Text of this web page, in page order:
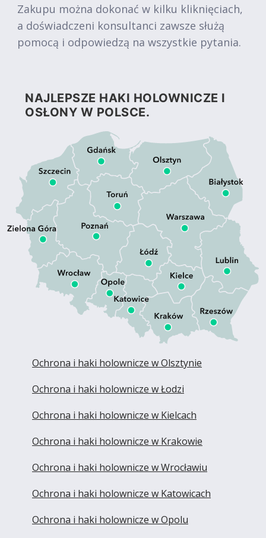
Zakupu można dokonać w kilku kliknięciach,
a doświadczeni konsultanci zawsze służą
pomocą i odpowiedzą na wszystkie pytania.
NAJLEPSZE HAKI HOLOWNICZE I
OSŁONY W POLSCE.
Ochrona i haki holownicze w Olsztynie
Ochrona i haki holownicze w Łodzi
Ochrona i haki holownicze w Kielcach
Ochrona i haki holownicze w Krakowie
Ochrona i haki holownicze w Wrocławiu
Ochrona i haki holownicze w Katowicach
Ochrona i haki holownicze w Opolu